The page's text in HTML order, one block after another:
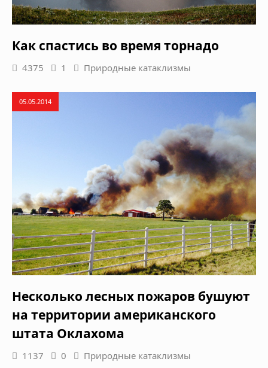
Как спастись во время торнадо
4375 1 Природные катаклизмы
05.05.2014
Несколько лесных пожаров бушуют
на территории американского
штата Оклахома
1137 0 Природные катаклизмы